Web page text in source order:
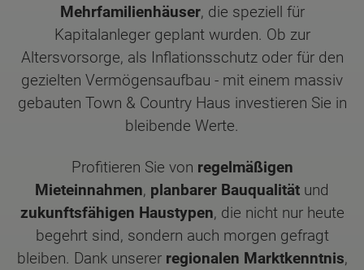
Mehrfamilienhäuser, die speziell für
Kapitalanleger geplant wurden. Ob zur
Altersvorsorge, als Inflationsschutz oder für den
gezielten Vermögensaufbau - mit einem massiv
gebauten Town & Country Haus investieren Sie in
bleibende Werte.
Profitieren Sie von regelmäßigen
Mieteinnahmen, planbarer Bauqualität und
zukunftsfähigen Haustypen, die nicht nur heute
begehrt sind, sondern auch morgen gefragt
bleiben. Dank unserer regionalen Marktkenntnis,